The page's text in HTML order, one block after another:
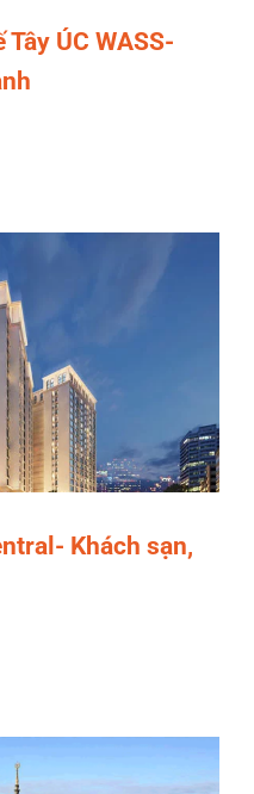
ÚC WASS-
Khách sạn,